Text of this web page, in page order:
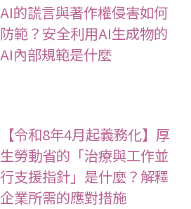
AI的謊言與著作權侵害如何
防範？安全利用AI生成物的
AI內部規範是什麼
【令和8年4月起義務化】厚
生勞動省的「治療與工作並
行支援指針」是什麼？解釋
企業所需的應對措施